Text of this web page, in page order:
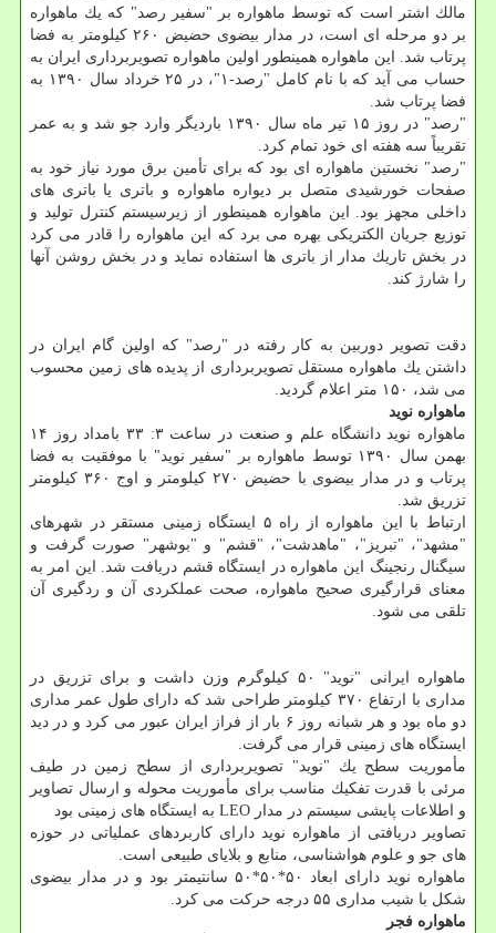
مالك اشتر است كه توسط ماهواره بر "سفیر رصد" كه یك ماهواره
بر دو مرحله ای است، در مدار بیضوی حضیض ۲۶۰ كیلومتر به فضا
پرتاب شد. این ماهواره همینطور اولین ماهواره تصویربرداری ایران به
حساب می آید كه با نام كامل "رصد-۱"، در ۲۵ خرداد سال ۱۳۹۰ به
فضا پرتاب شد.
"رصد" در روز ۱۵ تیر ماه سال ۱۳۹۰ باردیگر وارد جو شد و به عمر
تقریباً سه هفته ای خود تمام كرد.
"رصد" نخستین ماهواره ای بود كه برای تأمین برق مورد نیاز خود به
صفحات خورشیدی متصل بر دیواره ماهواره و باتری یا باتری های
داخلی مجهز بود. این ماهواره همینطور از زیرسیستم كنترل تولید و
توزیع جریان الكتریكی بهره می برد كه این ماهواره را قادر می كرد
در بخش تاریك مدار از باتری ها استفاده نماید و در بخش روشن آنها
را شارژ كند.
دقت تصویر دوربین به كار رفته در "رصد" كه اولین گام ایران در
داشتن یك ماهواره مستقل تصویربرداری از پدیده های زمین محسوب
می شد، ۱۵۰ متر اعلام گردید.
ماهواره نوید
ماهواره نوید دانشگاه علم و صنعت در ساعت ۳: ۳۳ بامداد روز ۱۴
بهمن سال ۱۳۹۰ توسط ماهواره بر "سفیر نوید" با موفقیت به فضا
پرتاب و در مدار بیضوی با حضیض ۲۷۰ كیلومتر و اوج ۳۶۰ كیلومتر
تزریق شد.
ارتباط با این ماهواره از راه ۵ ایستگاه زمینی مستقر در شهرهای
"مشهد"، "تبریز"، "ماهدشت"، "قشم" و "بوشهر" صورت گرفت و
سیگنال رنجینگ این ماهواره در ایستگاه قشم دریافت شد. این امر به
معنای قرارگیری صحیح ماهواره، صحت عملكردی آن و ردگیری آن
تلقی می شود.
ماهواره ایرانی "نوید" ۵۰ كیلوگرم وزن داشت و برای تزریق در
مداری با ارتفاع ۳۷۰ كیلومتر طراحی شد كه دارای طول عمر مداری
دو ماه بود و هر شبانه روز ۶ بار از فراز ایران عبور می كرد و در دید
ایستگاه های زمینی قرار می گرفت.
مأموریت سطح یك "نوید" تصویربرداری از سطح زمین در طیف
مرئی با قدرت تفكیك مناسب برای مأموریت محوله و ارسال تصاویر
و اطلاعات پایشی سیستم در مدار LEO به ایستگاه های زمینی بود
تصاویر دریافتی از ماهواره نوید دارای كاربردهای عملیاتی در حوزه
های جو و علوم هواشناسی، منابع و بلایای طبیعی است.
ماهواره نوید دارای ابعاد ۵۰*۵۰*۵۰ سانتیمتر بود و در مدار بیضوی
شكل با شیب مداری ۵۵ درجه حركت می كرد.
ماهواره فجر